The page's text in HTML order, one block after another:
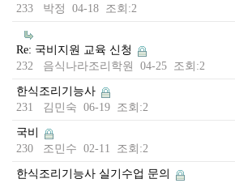
233 박정 04-18 조회:2
Re: 국비지원 교육 신청
232 음식나라조리학원 04-25 조회:2
한식조리기능사
231 김민숙 06-19 조회:2
국비
230 조민수 02-11 조회:2
한식조리기능사 실기수업 문의